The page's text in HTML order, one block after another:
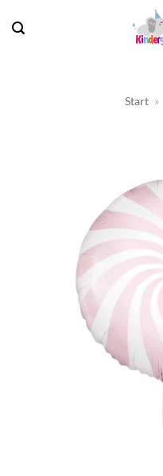
Inhalt
Start »